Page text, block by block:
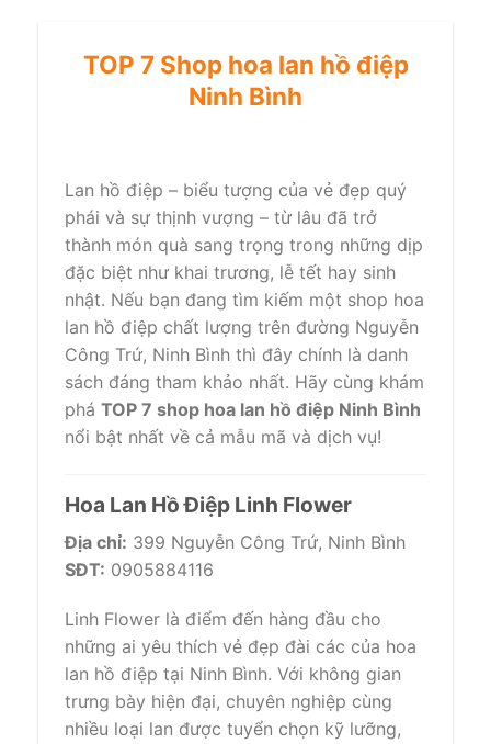
TOP 7 Shop hoa lan hồ điệp
Ninh Bình
Lan hồ điệp – biểu tượng của vẻ đẹp quý
phái và sự thịnh vượng – từ lâu đã trở
thành món quà sang trọng trong những dịp
đặc biệt như khai trương, lễ tết hay sinh
nhật. Nếu bạn đang tìm kiếm một shop hoa
lan hồ điệp chất lượng trên đường Nguyễn
Công Trứ, Ninh Bình thì đây chính là danh
sách đáng tham khảo nhất. Hãy cùng khám
phá TOP 7 shop hoa lan hồ điệp Ninh Bình
nổi bật nhất về cả mẫu mã và dịch vụ!
Hoa Lan Hồ Điệp Linh Flower
Địa chỉ: 399 Nguyễn Công Trứ, Ninh Bình
SĐT: 0905884116
Linh Flower là điểm đến hàng đầu cho
những ai yêu thích vẻ đẹp đài các của hoa
lan hồ điệp tại Ninh Bình. Với không gian
trưng bày hiện đại, chuyên nghiệp cùng
nhiều loại lan được tuyển chọn kỹ lưỡng,